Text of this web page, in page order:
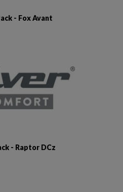
- Fox Avant
- Raptor DCz